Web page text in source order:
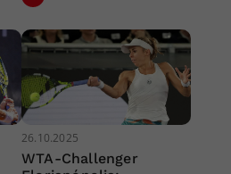
26.10.2025
WTA-Challenger